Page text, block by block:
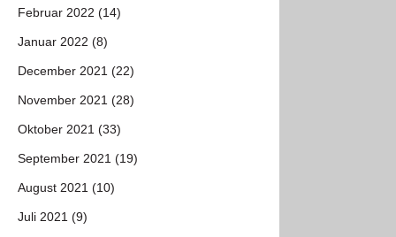
Februar 2022 (14)
Januar 2022 (8)
December 2021 (22)
November 2021 (28)
Oktober 2021 (33)
September 2021 (19)
August 2021 (10)
Juli 2021 (9)